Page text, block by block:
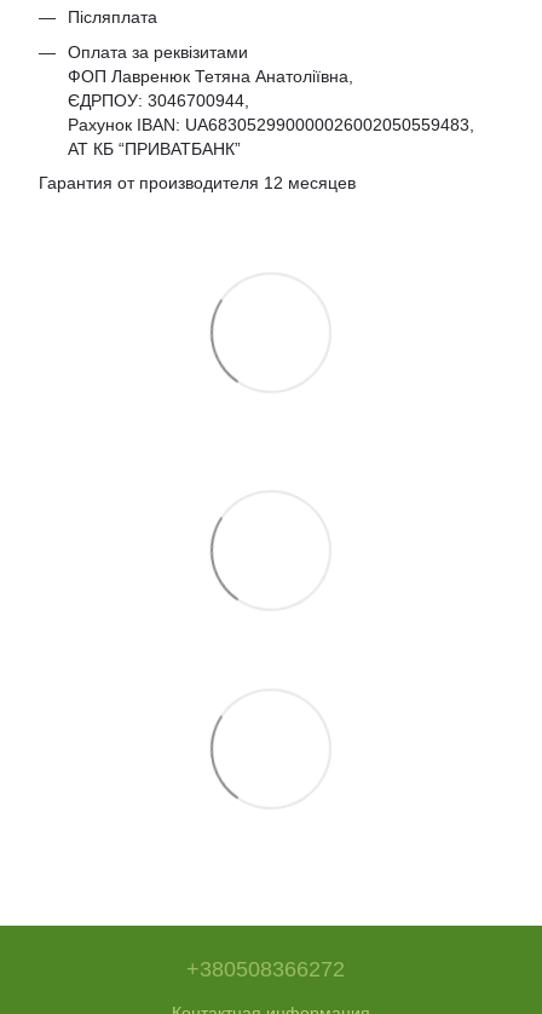
Післяплата
Оплата за реквізитами
ФОП Лавренюк Тетяна Анатоліївна,
ЄДРПОУ: 3046700944
Рахунок IBAN: UA683052990000026002050559483,
АТ КБ “ПРИВАТБАНК”
Гарантия от производителя 12 месяцев
+380508366272